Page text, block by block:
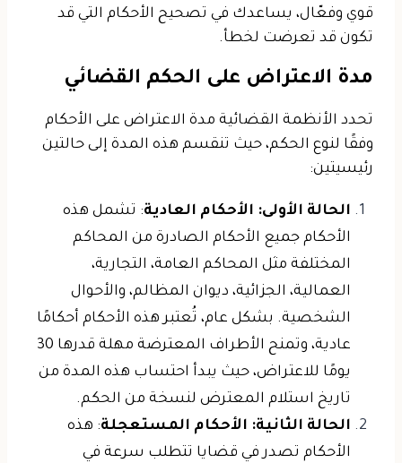
قوي وفعّال، يساعدك في تصحيح الأحكام التي قد
تكون قد تعرضت لخطأ.
مدة الاعتراض على الحكم القضائي
تحدد الأنظمة القضائية مدة الاعتراض على الأحكام
وفقًا لنوع الحكم، حيث تنقسم هذه المدة إلى حالتين
رئيسيتين:
الحالة الأولى: الأحكام العادية: تشمل هذه
الأحكام جميع الأحكام الصادرة من المحاكم
المختلفة مثل المحاكم العامة، التجارية،
العمالية، الجزائية، ديوان المظالم، والأحوال
الشخصية. بشكل عام، تُعتبر هذه الأحكام أحكامًا
عادية، وتمنح الأطراف المعترضة مهلة قدرها 30
يومًا للاعتراض، حيث يبدأ احتساب هذه المدة من
تاريخ استلام المعترض لنسخة من الحكم.
الحالة الثانية: الأحكام المستعجلة: هذه
الأحكام تصدر في قضايا تتطلب سرعة في